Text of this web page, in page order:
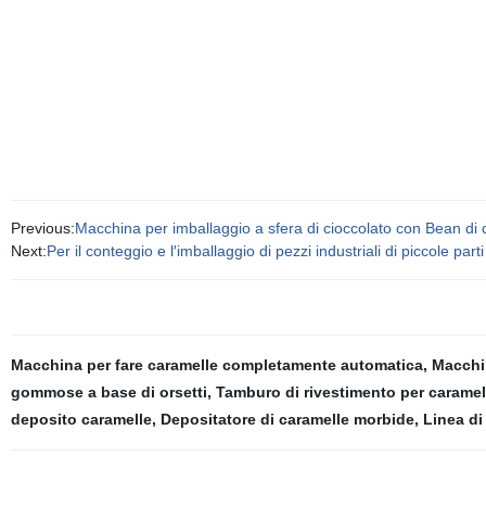
Previous:Macchina per imballaggio a sfera di cioccolato con Bean
Next:Per il conteggio e l′imballaggio di pezzi industriali di piccole
Macchina per fare caramelle completamente automatica,
gommose a base di orsetti, Tamburo di rivestimento per
deposito caramelle, Depositatore di caramelle morbide, Linea